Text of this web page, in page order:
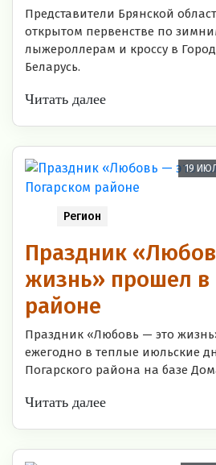
Представители Брянской
открытом первенстве по
лыжероллерам и кроссу в
Беларусь.
Читать далее
19
Регион
Праздник
жизнь» прошел в
районе
Праздник «Любовь — это
ежегодно в теплые июльские
Погарского района на базе
Читать далее